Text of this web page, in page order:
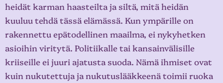
heidät karman haasteilta ja siltä, mitä heidän
kuuluu tehdä tässä elämässä. Kun ympärille on
rakennettu epätodellinen maailma, ei nykyhetken
asioihin viritytä. Politiikalle tai kansainvälisille
kriiseille ei juuri ajatusta suoda. Nämä ihmiset ovat
kuin nukutettuja ja nukutuslääkkeenä toimii ruoka